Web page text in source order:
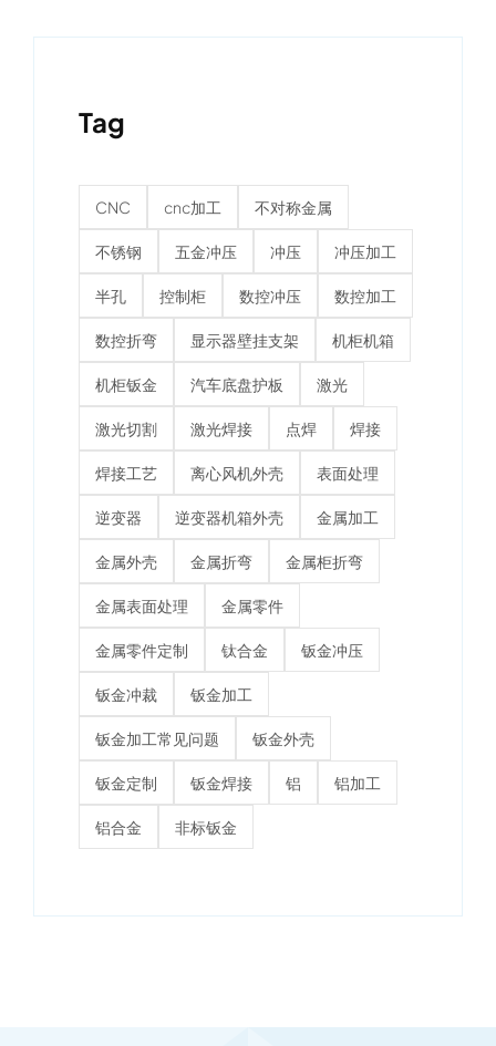
Tag
CNC cnc加工 不对称金属
不锈钢 五金冲压 冲压 冲压加工
半孔 控制柜 数控冲压 数控加工
数控折弯 显示器壁挂支架 机柜机箱
机柜钣金 汽车底盘护板 激光
激光切割 激光焊接 点焊 焊接
焊接工艺 离心风机外壳 表面处理
逆变器 逆变器机箱外壳 金属加工
金属外壳 金属折弯 金属柜折弯
金属表面处理 金属零件
金属零件定制 钛合金 钣金冲压
钣金冲裁 钣金加工
钣金加工常见问题 钣金外壳
钣金定制 钣金焊接 铝 铝加工
铝合金 非标钣金